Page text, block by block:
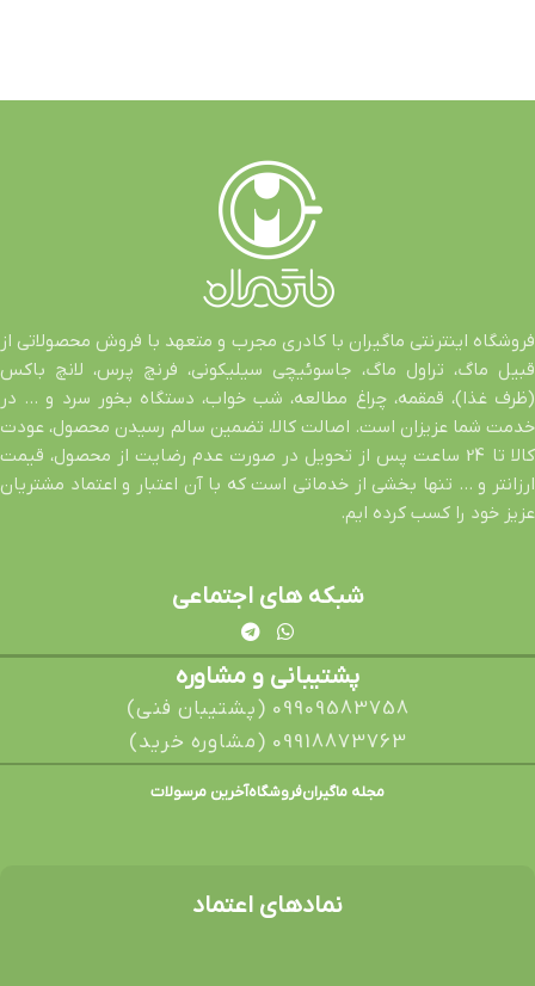
فروشگاه اینترنتی ماگیران با کادری مجرب و متعهد با فروش محصولاتی از
قبیل ماگ، تراول ماگ، جاسوئیچی سیلیکونی، فرنچ پرس، لانچ باکس
(ظرف غذا)، قمقمه، چراغ مطالعه، شب خواب، دستگاه بخور سرد و … در
خدمت شما عزیزان است. اصالت کالا، تضمین سالم رسیدن محصول، عودت
کالا تا 24 ساعت پس از تحویل در صورت عدم رضایت از محصول، قیمت
ارزانتر و … تنها بخشی از خدماتی است که با آن اعتبار و اعتماد مشتریان
عزیز خود را کسب کرده ایم.
شبکه های اجتماعی
پشتیبانی و مشاوره
09909583758 (پشتیبان فنی)
09918873763 (مشاوره خرید)
مجله ماگیرانفروشگاهآخرین مرسولات
نمادهای اعتماد